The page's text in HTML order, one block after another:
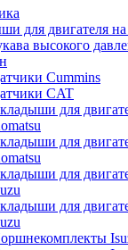
для двигателя
высокого
Cummins
CAT
для
для
для
для